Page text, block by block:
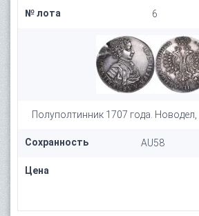
№ лота 6
Полуполтинник 1707 года. Новодел,
Сохранность AU58
Цена